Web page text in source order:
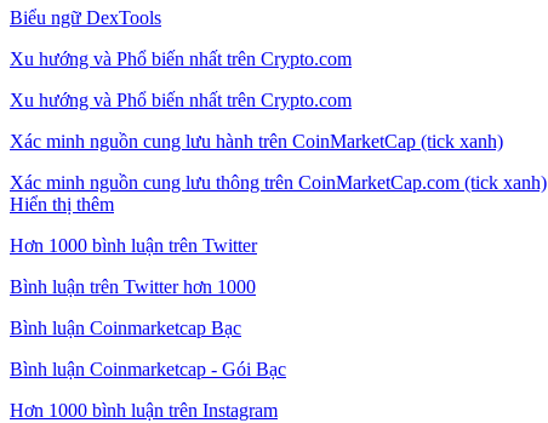
Biểu ngữ DexTools
Xu hướng và Phổ biến nhất trên Crypto.com
Xu hướng và Phổ biến nhất trên Crypto.com
Xác minh nguồn cung lưu hành trên CoinMarketCap (tick xanh)
Xác minh nguồn cung lưu thông trên CoinMarketCap.com (tick xanh)
Hiển thị thêm
Hơn 1000 bình luận trên Twitter
Bình luận trên Twitter hơn 1000
Bình luận Coinmarketcap Bạc
Bình luận Coinmarketcap - Gói Bạc
Hơn 1000 bình luận trên Instagram